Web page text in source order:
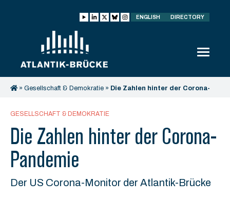
ENGLISH DIRECTORY
» Gesellschaft & Demokratie » Die Zahlen hinter der Corona-
GESELLSCHAFT & DEMOKRATIE
Die Zahlen hinter der Corona-
Pandemie
Der US Corona-Monitor der Atlantik-Brücke